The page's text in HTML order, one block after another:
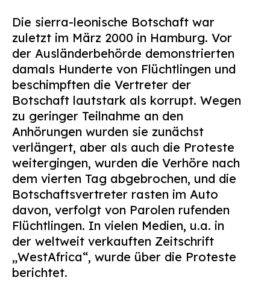
Die sierra-leonische Botschaft war
zuletzt im März 2000 in Hamburg. Vor
der Ausländerbehörde demonstrierten
damals Hunderte von Flüchtlingen und
beschimpften die Vertreter der
Botschaft lautstark als korrupt. Wegen
zu geringer Teilnahme an den
Anhörungen wurden sie zunächst
verlängert, aber als auch die Proteste
weitergingen, wurden die Verhöre nach
dem vierten Tag abgebrochen, und die
Botschaftsvertreter rasten im Auto
davon, verfolgt von Parolen rufenden
Flüchtlingen. In vielen Medien, u.a. in
der weltweit verkauften Zeitschrift
„WestAfrica“, wurde über die Proteste
berichtet.